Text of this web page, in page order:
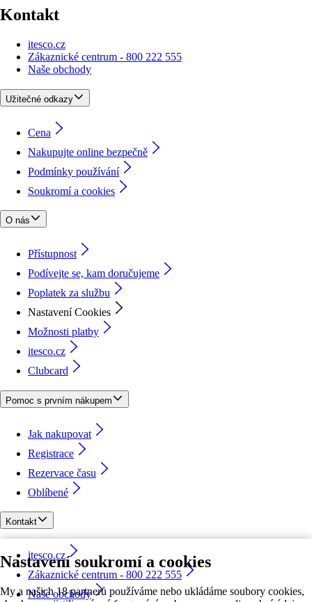
Nastavení soukromí a cookies
My a našich 18 partnerů používáme nebo ukládáme soubory cookies,
Kontakt
itesco.cz
Zákaznické centrum - 800 222 555
Naše obchody
Užitečné odkazy
Cena
Nakupujte online bezpečně
Podmínky používání
Soukromí a cookies
O nás
Přístupnost
Podívejte se, kam doručujeme
Poplatek za službu
Nastavení Cookies
Možnosti platby
itesco.cz
Clubcard
Pomoc s prvním nákupem
Jak nakupovat
Registrace
Rezervace času
Oblíbené
Kontakt
itesco.cz
Zákaznické centrum - 800 222 555
Naše obchody